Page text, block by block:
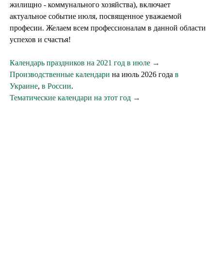
жилищно - коммунального хозяйства), включает
актуальное событие июля, посвященное уважаемой
професии. Желаем всем профессионалам в данной области
успехов и счастья!
Календарь праздников на 2021 год в июле →
Производственные календари на июль 2026 года в
Украине, в России.
Тематические календари на этот год →